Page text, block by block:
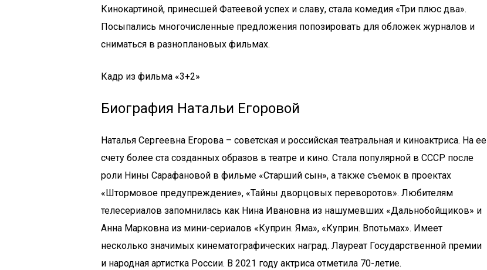
Кинокартиной, принесшей Фатеевой успех и славу, стала комедия «Три плюс два».
Посыпались многочисленные предложения попозировать для обложек журналов и
сниматься в разноплановых фильмах.
Кадр из фильма «3+2»
Биография Натальи Егоровой
Наталья Сергеевна Егорова – советская и российская театральная и киноактриса. На ее
счету более ста созданных образов в театре и кино. Стала популярной в СССР после
роли Нины Сарафановой в фильме «Старший сын», а также съемок в проектах
«Штормовое предупреждение», «Тайны дворцовых переворотов». Любителям
телесериалов запомнилась как Нина Ивановна из нашумевших «Дальнобойщиков» и
Анна Марковна из мини-сериалов «Куприн. Яма», «Куприн. Впотьмах». Имеет
несколько значимых кинематографических наград. Лауреат Государственной премии
и народная артистка России. В 2021 году актриса отметила 70-летие.